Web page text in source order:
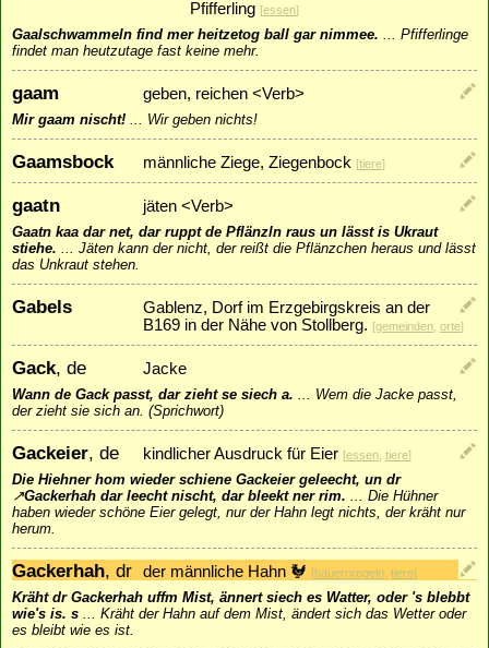
Pfifferling [essen]
Gaalschwammeln find mer heitzetog ball gar nimmee.
Pfifferlinge
findet man heutzutage fast keine mehr.
gaam geben, reichen <Verb>
Mir gaam nischt! Wir geben nichts!
Gaamsbock männliche Ziege, Ziegenbock [tiere]
gaatn jäten <Verb>
Gaatn kaa dar net, dar ruppt de Pflänzln raus un lässt is Ukraut
stiehe.
Jäten kann der nicht, der reißt die Pflänzchen heraus und lässt
das Unkraut stehen.
Gabels
Gablenz, Dorf im Erzgebirgskreis an der
B169 in der Nähe von Stollberg. [gemeinden orte]
Gack, de Jacke
Wann de Gack passt, dar zieht se siech a.
Wem die Jacke passt,
der zieht sie sich an. (Sprichwort)
Gackeier, de kindlicher Ausdruck für Eier [essen tiere]
Die Hiehner hom wieder schiene Gackeier geleecht, un dr
↗Gackerhah dar leecht nischt, dar bleekt ner rim.
Die Hühner
haben wieder schöne Eier gelegt, nur der Hahn legt nichts, der kräht nur
herum.
Gackerhah, dr der männliche Hahn 🐓 [bauernregeln tiere]
Kräht dr Gackerhah uffm Mist, ännert siech es Watter, oder 's blebbt
wie's is. s
Kräht der Hahn auf dem Mist, ändert sich das Wetter oder
es bleibt wie es ist.